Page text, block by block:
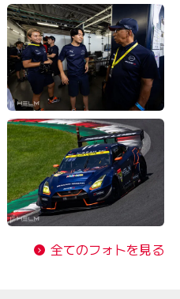
全てのフォトを見る